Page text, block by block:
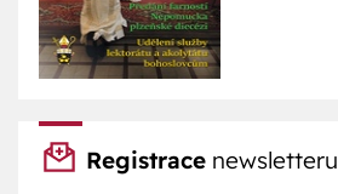
Registrace newsletteru